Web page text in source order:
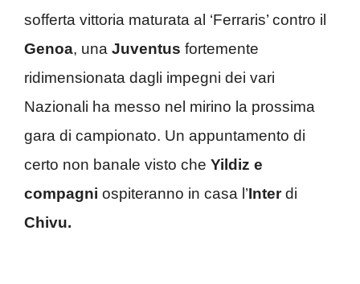
sofferta vittoria maturata al ‘Ferraris’ contro il
Genoa, una Juventus fortemente
ridimensionata dagli impegni dei vari
Nazionali ha messo nel mirino la prossima
gara di campionato. Un appuntamento di
certo non banale visto che Yildiz e
compagni ospiteranno in casa l’Interdi
Chivu.